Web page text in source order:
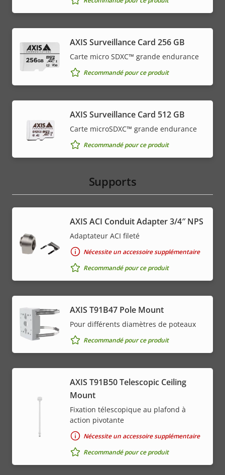
AXIS Surveillance Card 256 GB
Carte micro SDXC™ grande endurance
Recommandé pour ce produit
AXIS Surveillance Card 512 GB
Carte microSDXC™ grande endurance
Recommandé pour ce produit
Supports
AXIS ACI Conduit Adapter 3/4″ NPS
Adaptateur ACI fileté
Nécessite un accessoire supplémentaire
Recommandé pour ce produit
AXIS T91B47 Pole Mount
Pour différents diamètres de poteaux
Recommandé pour ce produit
AXIS T91B50 Telescopic Ceiling
Mount
Fixation télescopique au plafond à
action pivotante
Nécessite un accessoire supplémentaire
Recommandé pour ce produit